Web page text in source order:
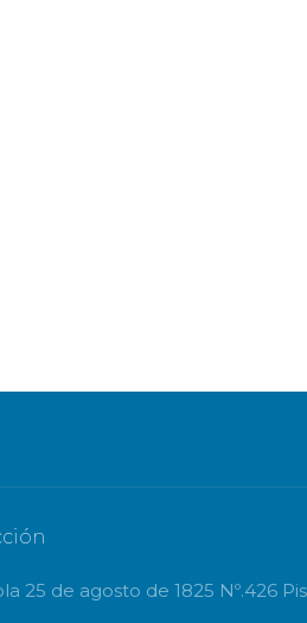
25 de agosto de 1825 Nº.426